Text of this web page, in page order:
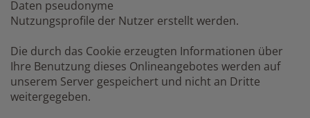
Daten pseudonyme
Nutzungsprofile der Nutzer erstellt werden.
Die durch das Cookie erzeugten Informationen über
Ihre Benutzung dieses Onlineangebotes werden auf
unserem Server gespeichert und nicht an Dritte
weitergegeben.